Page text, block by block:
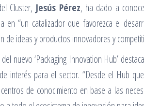
Cluster, Jesús Pérez, ha dado a
en “un catalizador que favorezca el
ideas y productos innovadores y
nuevo ‘Packaging Innovation Hub’
interés para el sector. “Desde el Hub
de conocimiento en base a las